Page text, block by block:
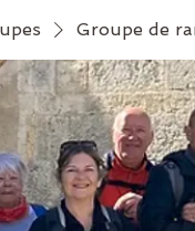
Groupe de